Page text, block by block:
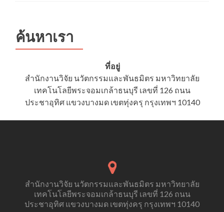
จริยธรรม
การ
วิจัย
สำหรับ
อาจารย์/
อาจารย์
ปรึกษา/
เอก
ครั้ง
ที่
ค้นหาเรา
ที่อยู่
สำนักงานวิจัย นวัตกรรมและพันธมิตร มหาวิทยาลัย
เทคโนโลยีพระจอมเกล้าธนบุรี เลขที่ 126 ถนน
ประชาอุทิศ แขวงบางมด เขตทุ่งครุ กรุงเทพฯ 10140
สำนักงานวิจัย นวัตกรรมและพันธมิตร มหาวิทยาลัย
เทคโนโลยีพระจอมเกล้าธนบุรี เลขที่ 126 ถนน
ประชาอุทิศ แขวงบางมด เขตทุ่งครุ กรุงเทพฯ 10140